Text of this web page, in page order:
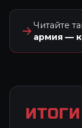
Читайте
армия —
ИТОГИ